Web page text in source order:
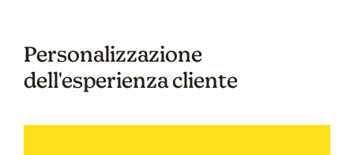
Personalizzazione
dell'esperienza cliente